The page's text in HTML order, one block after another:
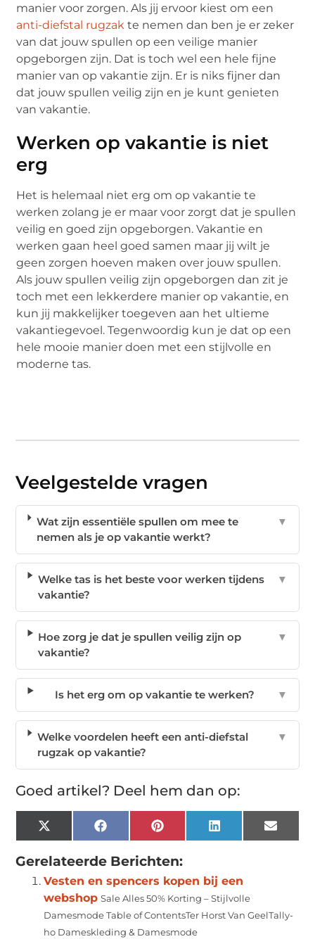
manier voor zorgen. Als jij ervoor kiest om een
anti-diefstal rugzak te nemen dan ben je er zeker
van dat jouw spullen op een veilige manier
opgeborgen zijn. Dat is toch wel een hele fijne
manier van op vakantie zijn. Er is niks fijner dan
dat jouw spullen veilig zijn en je kunt genieten
van vakantie.
Werken op vakantie is niet
erg
Het is helemaal niet erg om op vakantie te
werken zolang je er maar voor zorgt dat je spullen
veilig en goed zijn opgeborgen. Vakantie en
werken gaan heel goed samen maar jij wilt je
geen zorgen hoeven maken over jouw spullen.
Als jouw spullen veilig zijn opgeborgen dan zit je
toch met een lekkerdere manier op vakantie, en
kun jij makkelijker toegeven aan het ultieme
vakantiegevoel. Tegenwoordig kun je dat op een
hele mooie manier doen met een stijlvolle en
moderne tas.
Veelgestelde vragen
Wat zijn essentiële spullen om mee te
nemen als je op vakantie werkt?
▼
Welke tas is het beste voor werken tijdens
vakantie?
▼
Hoe zorg je dat je spullen veilig zijn op
vakantie?
▼
Is het erg om op vakantie te werken? ▼
Welke voordelen heeft een anti-diefstal
rugzak op vakantie?
▼
Goed artikel? Deel hem dan op:
X
(Twitter)
Facebook Pinterest LinkedIn Email
Gerelateerde Berichten:
Vesten en spencers kopen bij een
webshop Sale Alles 50% Korting – Stijlvolle
Damesmode Table of ContentsTer Horst Van GeelTally-
ho Dameskleding & Damesmode